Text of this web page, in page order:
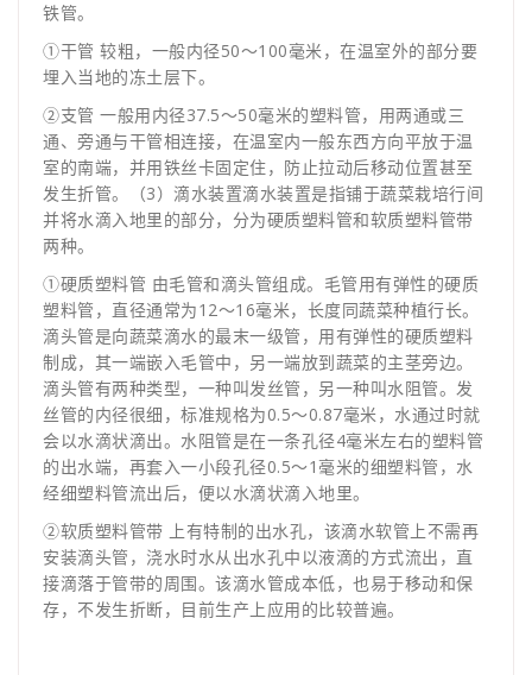
铁管。
①干管 较粗，一般内径50～100毫米，在温室外的部分要
埋入当地的冻土层下。
②支管 一般用内径37.5～50毫米的塑料管，用两通或三
通、旁通与干管相连接，在温室内一般东西方向平放于温
室的南端，并用铁丝卡固定住，防止拉动后移动位置甚至
发生折管。（3）滴水装置滴水装置是指铺于蔬菜栽培行间
并将水滴入地里的部分，分为硬质塑料管和软质塑料管带
两种。
①硬质塑料管 由毛管和滴头管组成。毛管用有弹性的硬质
塑料管，直径通常为12～16毫米，长度同蔬菜种植行长。
滴头管是向蔬菜滴水的最末一级管，用有弹性的硬质塑料
制成，其一端嵌入毛管中，另一端放到蔬菜的主茎旁边。
滴头管有两种类型，一种叫发丝管，另一种叫水阻管。发
丝管的内径很细，标准规格为0.5～0.87毫米，水通过时就
会以水滴状滴出。水阻管是在一条孔径4毫米左右的塑料管
的出水端，再套入一小段孔径0.5～1毫米的细塑料管，水
经细塑料管流出后，便以水滴状滴入地里。
②软质塑料管带 上有特制的出水孔，该滴水软管上不需再
安装滴头管，浇水时水从出水孔中以液滴的方式流出，直
接滴落于管带的周围。该滴水管成本低，也易于移动和保
存，不发生折断，目前生产上应用的比较普遍。